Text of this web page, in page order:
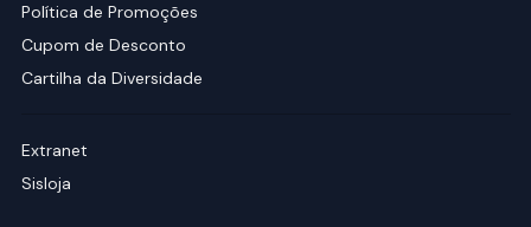
Política de Promoções
Cupom de Desconto
Cartilha da Diversidade
Extranet
Sisloja